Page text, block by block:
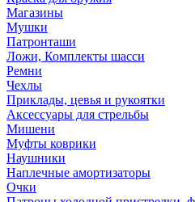
Магазины
Мушки
Патронташи
Ложи, Комплекты шасси
Ремни
Чехлы
Приклады, цевья и рукоятки
Аксессуары для стрельбы
Мишени
Муфты коврики
Наушники
Наплечные амортизаторы
Очки